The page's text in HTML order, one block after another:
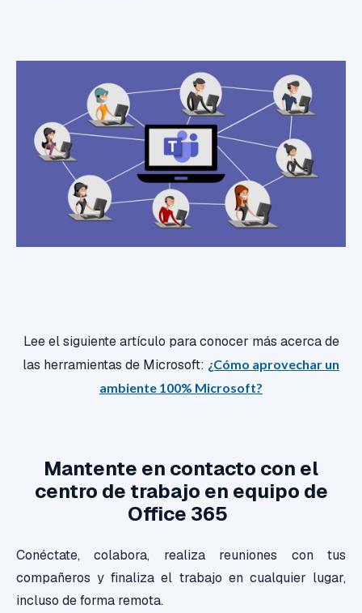
Lee el siguiente artículo para conocer más acerca de
las herramientas de Microsoft: ¿Cómo aprovechar un
ambiente 100% Microsoft?
Mantente en contacto con el
centro de trabajo en equipo de
Office 365
Conéctate, colabora, realiza reuniones con tus
compañeros y finaliza el trabajo en cualquier lugar,
incluso de forma remota.